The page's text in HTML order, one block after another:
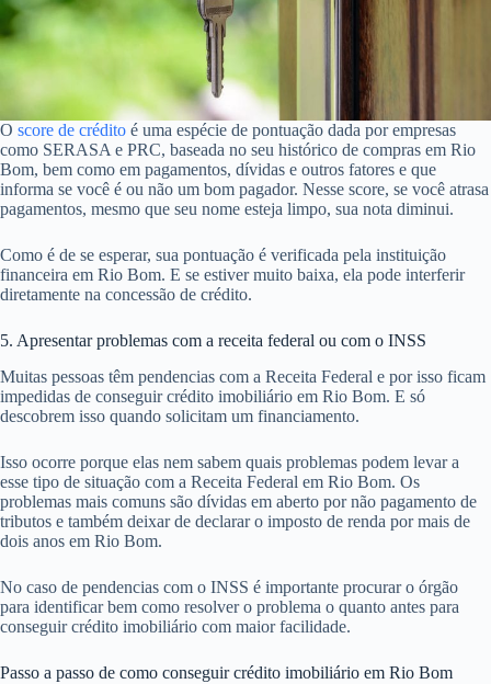
O score de crédito é uma espécie de pontuação dada por empresas
como SERASA e PRC, baseada no seu histórico de compras em Rio
Bom, bem como em pagamentos, dívidas e outros fatores e que
informa se você é ou não um bom pagador. Nesse score, se você atrasa
pagamentos, mesmo que seu nome esteja limpo, sua nota diminui.
Como é de se esperar, sua pontuação é verificada pela instituição
financeira em Rio Bom. E se estiver muito baixa, ela pode interferir
diretamente na concessão de crédito.
5. Apresentar problemas com a receita federal ou com o INSS
Muitas pessoas têm pendencias com a Receita Federal e por isso ficam
impedidas de conseguir crédito imobiliário em Rio Bom. E só
descobrem isso quando solicitam um financiamento.
Isso ocorre porque elas nem sabem quais problemas podem levar a
esse tipo de situação com a Receita Federal em Rio Bom. Os
problemas mais comuns são dívidas em aberto por não pagamento de
tributos e também deixar de declarar o imposto de renda por mais de
dois anos em Rio Bom.
No caso de pendencias com o INSS é importante procurar o órgão
para identificar bem como resolver o problema o quanto antes para
conseguir crédito imobiliário com maior facilidade.
Passo a passo de como conseguir crédito imobiliário em Rio Bom